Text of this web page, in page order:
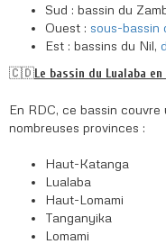
Sud : bassin du
Ouest : sous-bassin
Est : bassins du Nil,
🇨🇩Le bassin du Lualaba en
En RDC, ce bassin
nombreuses provinces :
Haut-Katanga
Lualaba
Haut-Lomami
Tanganyika
Lomami